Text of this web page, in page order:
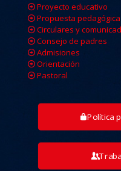
Proyecto educativo
Propuesta pedagógica
Circulares y
Consejo de padres
Admisiones
Orientación
Pastoral
Política